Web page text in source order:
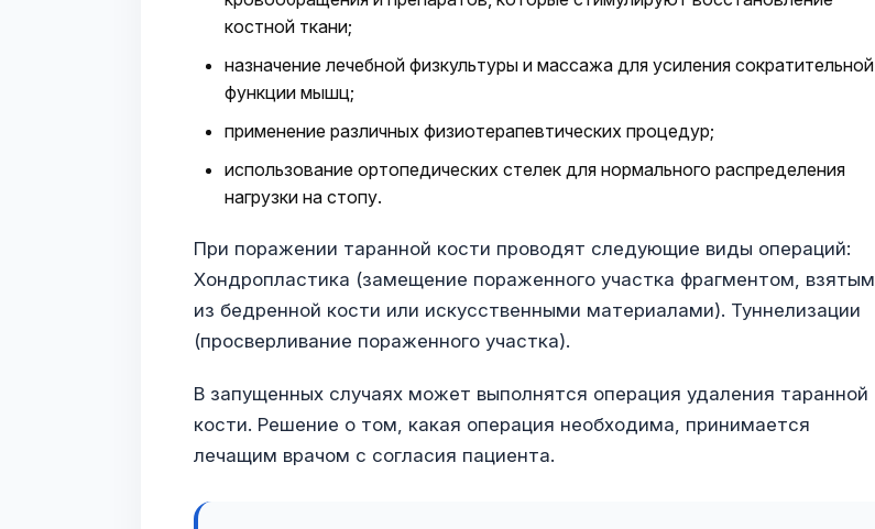
костной ткани;
назначение лечебной физкультуры и массажа для усиления сократительной
функции мышц;
применение различных физиотерапевтических процедур;
использование ортопедических стелек для нормального распределения
нагрузки на стопу.
При поражении таранной кости проводят следующие виды операций:
Хондропластика (замещение пораженного участка фрагментом, взятым
из бедренной кости или искусственными материалами). Туннелизации
(просверливание пораженного участка).
В запущенных случаях может выполнятся операция удаления таранной
кости. Решение о том, какая операция необходима, принимается
лечащим врачом с согласия пациента.